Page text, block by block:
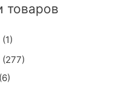
товаров
(1)
(277)
(6)